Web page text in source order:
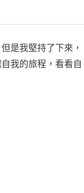
是我堅持了下來，
我的旅程，看看自